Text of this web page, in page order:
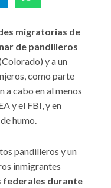
migratorias de
de pandilleros
y a un
como parte
a cabo en al menos
y el FBI, y en
humo.
pandilleros y un
inmigrantes
federales durante